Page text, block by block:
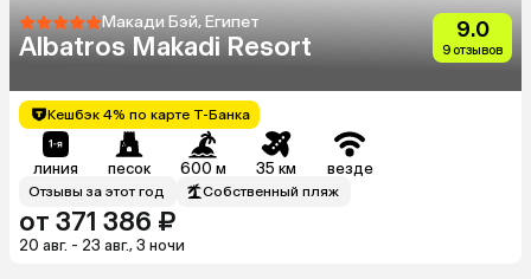
Макади Бэй, Египет
Albatros Makadi Resort
9.0
9 отзывов
Кешбэк 4% по карте Т-Банка
линия песок 600 м 35 км везде
Отзывы за этот год Собственный пляж
от 371 386 ₽
20 авг. - 23 авг., 3 ночи